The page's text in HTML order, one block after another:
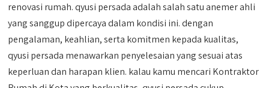
renovasi rumah. qyusi persada adalah salah satu anemer ahli
yang sanggup dipercaya dalam kondisi ini. dengan
pengalaman, keahlian, serta komitmen kepada kualitas,
qyusi persada menawarkan penyelesaian yang sesuai atas
keperluan dan harapan klien. kalau kamu mencari Kontraktor